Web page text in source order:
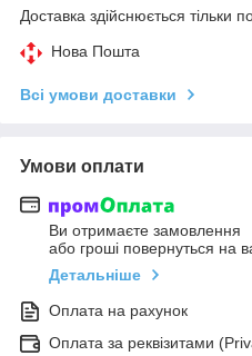
Доставка здійснюється тільки
Нова Пошта
Всі умови доставки
Умови оплати
Ви отримаєте замовлення
або гроші повернуться на
Детальніше
Оплата на рахунок
Оплата за реквізитами